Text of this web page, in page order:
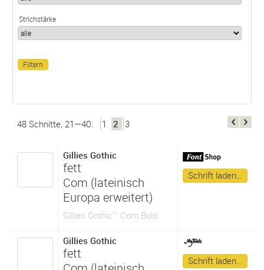
Strichstärke
48 Schnitte, 21—40: 1 2 3
Gillies Gothic
fett
Com (lateinisch
Europa erweitert)
Gillies Gothic™ Com Bold
Schrift laden…
Gillies Gothic
fett
Schrift laden…